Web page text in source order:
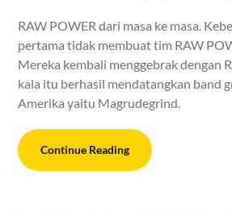
RAW POWER dari masa ke masa.
pertama tidak membuat tim RAW
Mereka kembali menggebrak dengan
kala itu berhasil mendatangkan band
Amerika yaitu Magrudegrind.
Continue Reading